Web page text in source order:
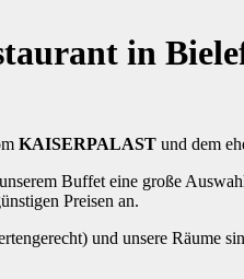
in
KAISERPALAST und dem
Buffet eine große
Preisen an.
und unsere Räume